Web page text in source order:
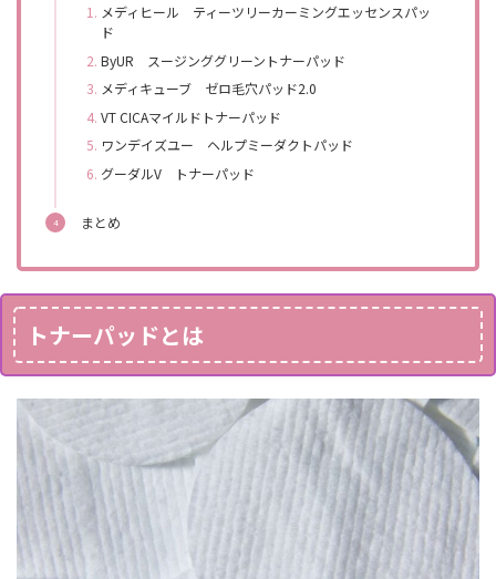
メディヒール ティーツリーカーミングエッセンスパッ
ド
ByUR スージンググリーントナーパッド
メディキューブ ゼロ毛穴パッド2.0
VT CICAマイルドトナーパッド
ワンデイズユー ヘルプミーダクトパッド
グーダルV トナーパッド
まとめ
トナーパッドとは